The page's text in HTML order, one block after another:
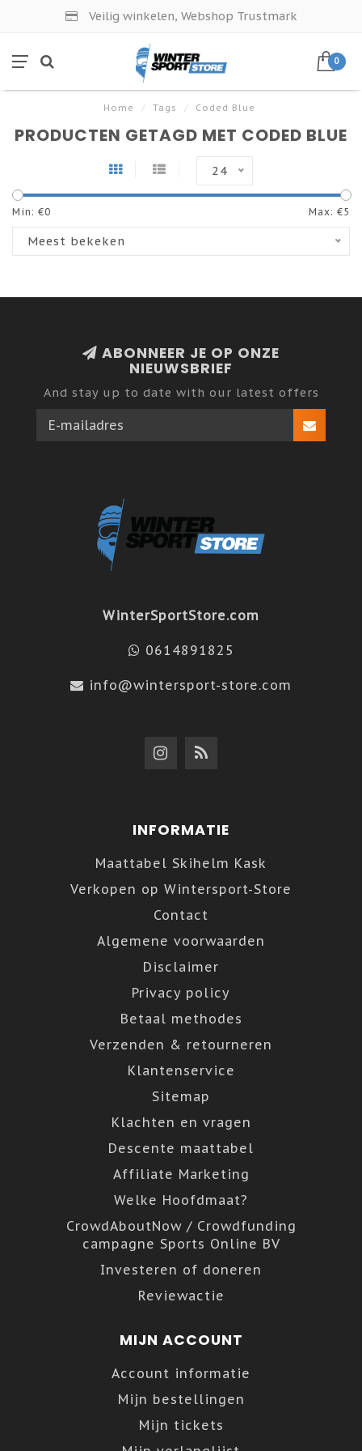
Veilig winkelen, Webshop Trustmark
0
Home / Tags / Coded Blue
PRODUCTEN GETAGD MET CODED BLUE
24
Min: €0 Max: €5
Meest bekeken
ABONNEER JE OP ONZE
NIEUWSBRIEF
And stay up to date with our latest offers
WinterSportStore.com
0614891825
info@wintersport-store.com
INFORMATIE
Maattabel Skihelm Kask
Verkopen op Wintersport-Store
Contact
Algemene voorwaarden
Disclaimer
Privacy policy
Betaal methodes
Verzenden & retourneren
Klantenservice
Sitemap
Klachten en vragen
Descente maattabel
Affiliate Marketing
Welke Hoofdmaat?
CrowdAboutNow / Crowdfunding
campagne Sports Online BV
Investeren of doneren
Reviewactie
MIJN ACCOUNT
Account informatie
Mijn bestellingen
Mijn tickets